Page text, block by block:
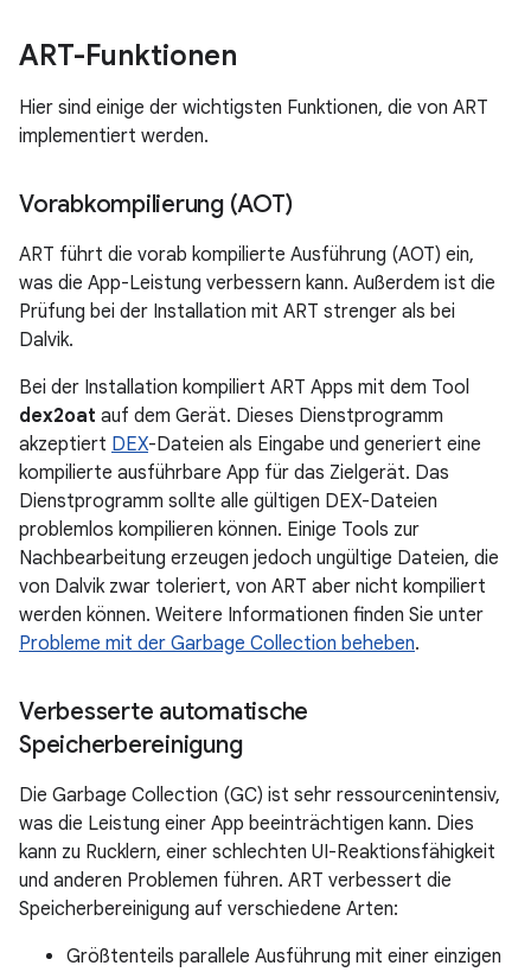
ART-Funktionen
Hier sind einige der wichtigsten Funktionen, die von ART
implementiert werden.
Vorabkompilierung (AOT)
ART führt die vorab kompilierte Ausführung (AOT) ein,
was die App-Leistung verbessern kann. Außerdem ist die
Prüfung bei der Installation mit ART strenger als bei
Dalvik.
Bei der Installation kompiliert ART Apps mit dem Tool
dex2oat auf dem Gerät. Dieses Dienstprogramm
akzeptiert DEX-Dateien als Eingabe und generiert eine
kompilierte ausführbare App für das Zielgerät. Das
Dienstprogramm sollte alle gültigen DEX-Dateien
problemlos kompilieren können. Einige Tools zur
Nachbearbeitung erzeugen jedoch ungültige Dateien, die
von Dalvik zwar toleriert, von ART aber nicht kompiliert
werden können. Weitere Informationen finden Sie unter
Probleme mit der Garbage Collection beheben.
Verbesserte automatische
Speicherbereinigung
Die Garbage Collection (GC) ist sehr ressourcenintensiv,
was die Leistung einer App beeinträchtigen kann. Dies
kann zu Rucklern, einer schlechten UI-Reaktionsfähigkeit
und anderen Problemen führen. ART verbessert die
Speicherbereinigung auf verschiedene Arten:
Größtenteils parallele Ausführung mit einer einzigen